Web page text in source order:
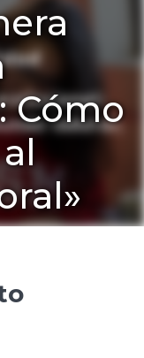
Cómo